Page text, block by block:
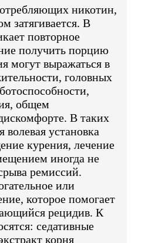
никотин,
затягивается. В
повторное
получить порцию
могут выражаться в
головных
общем
В таких
установка
курения, лечение
иногда не
ремиссий.
или
которое помогает
рецидив. К
седативные
корня